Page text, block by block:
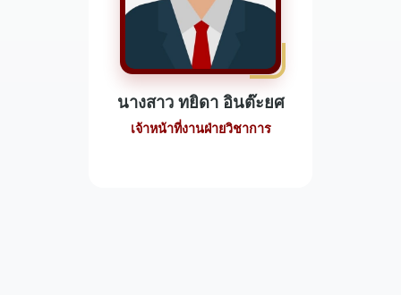
นางสาว ทยิดา อินต๊ะยศ
เจ้าหน้าที่งานฝ่ายวิชาการ